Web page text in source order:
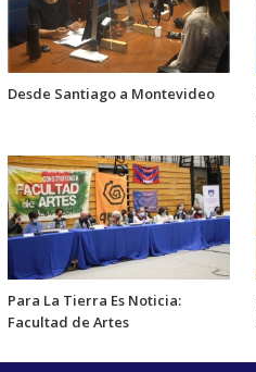
Desde Santiago a Montevideo
Para La Tierra Es Noticia:
Facultad de Artes